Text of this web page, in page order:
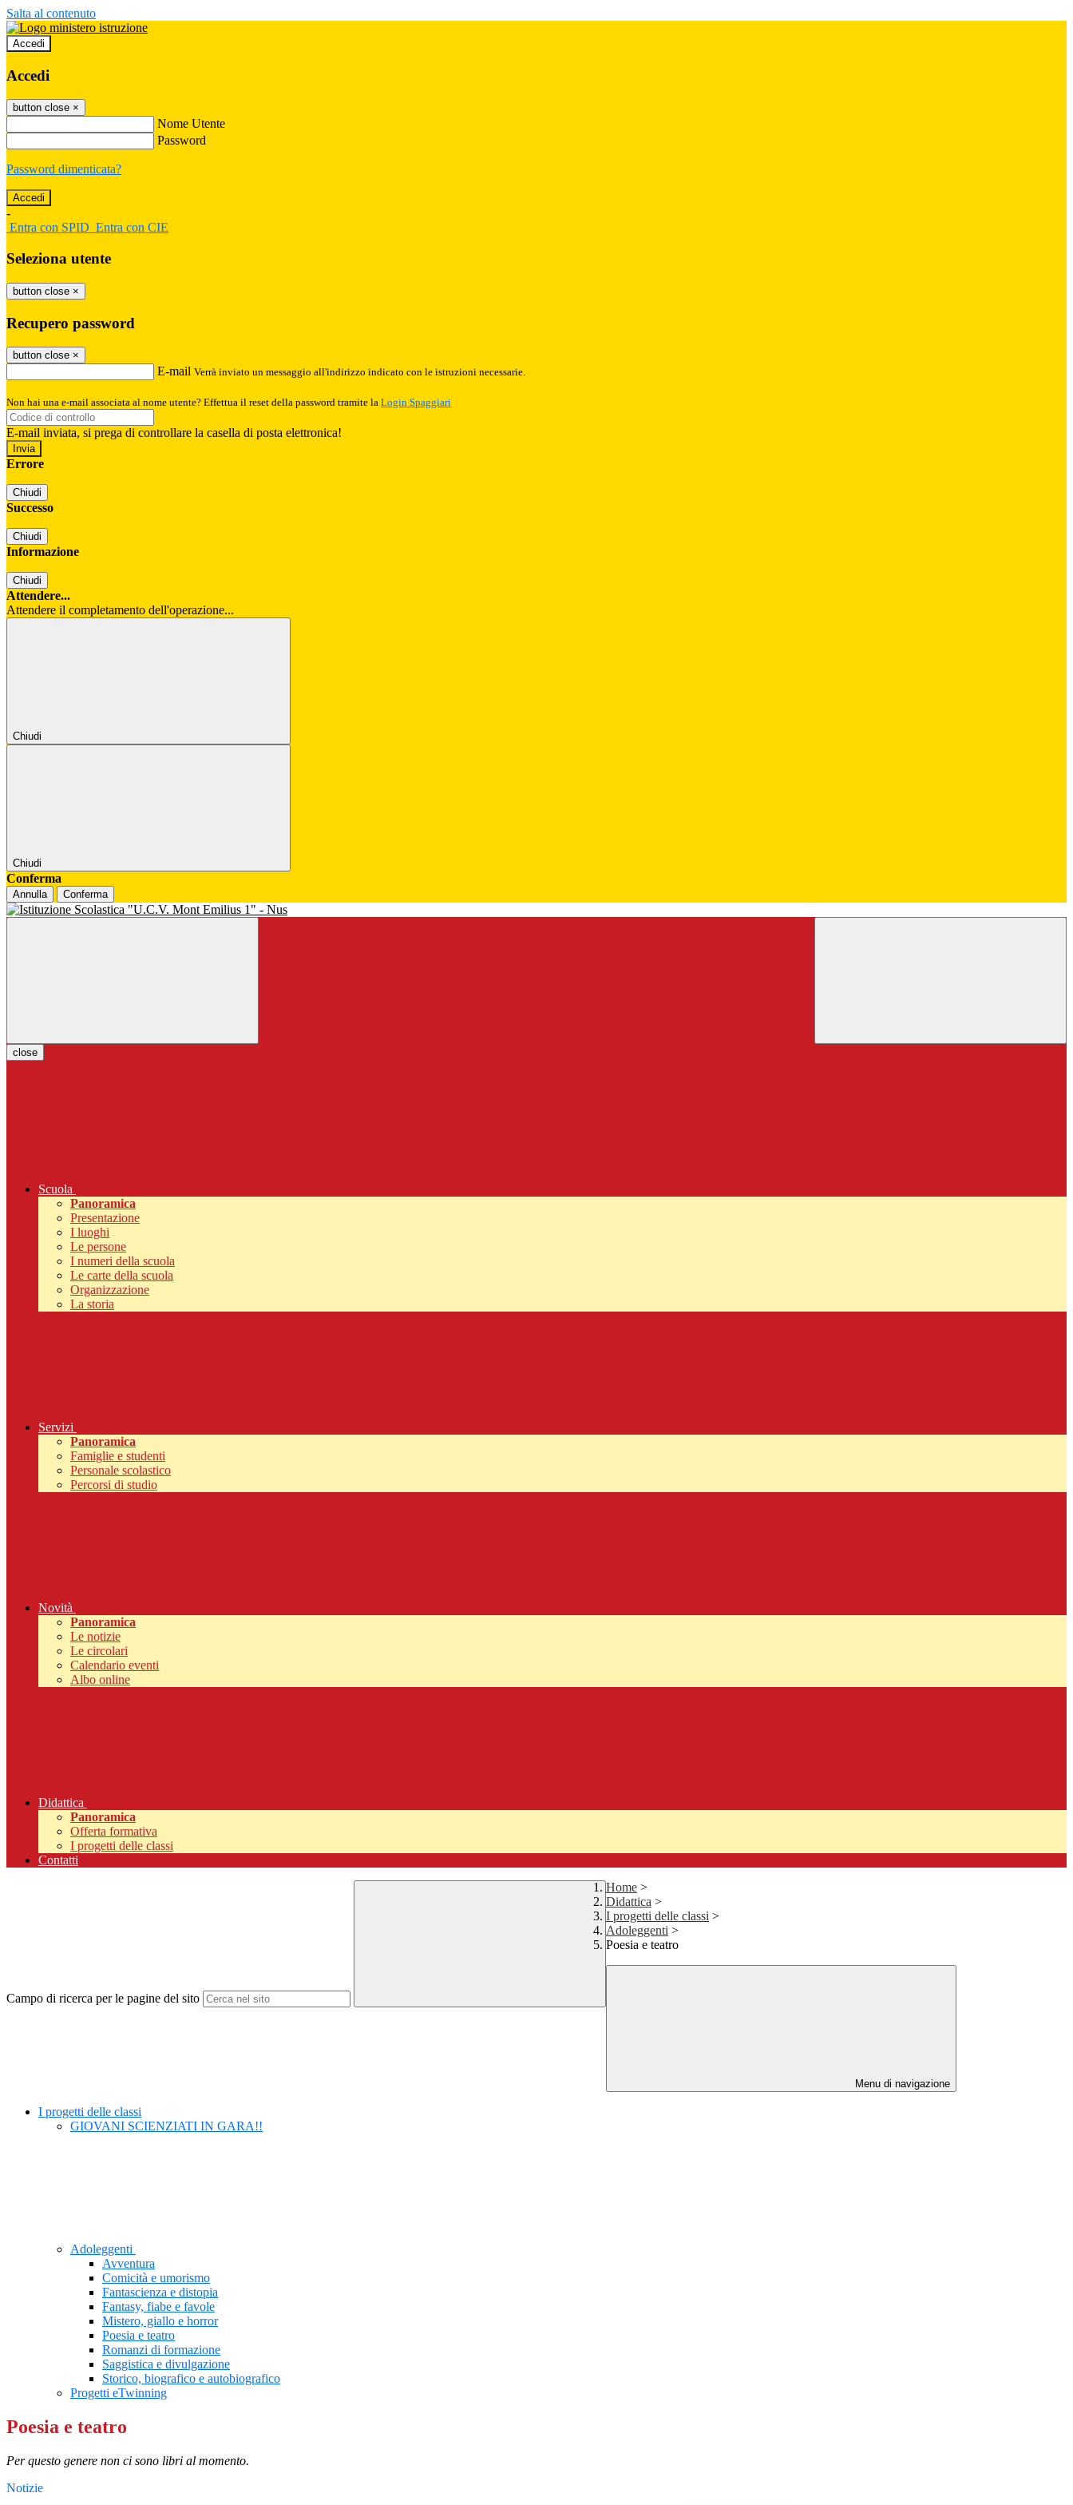
Salta al contenuto
Accedi
Accedi
button close ×
Nome Utente
Password
Password dimenticata?
-
Entra con SPID Entra con CIE
Seleziona utente
button close ×
Recupero password
button close ×
E-mail Verrà inviato un messaggio all'indirizzo indicato con le istruzioni necessarie.
Non hai una e-mail associata al nome utente? Effettua il reset della password tramite la Login Spaggiari
E-mail inviata, si prega di controllare la casella di posta elettronica!
Errore
Chiudi
Successo
Chiudi
Informazione
Chiudi
Attendere...
Attendere il completamento dell'operazione...
Chiudi
Chiudi
Conferma
Annulla Conferma
close
Scuola
Panoramica
Presentazione
I luoghi
Le persone
I numeri della scuola
Le carte della scuola
Organizzazione
La storia
Servizi
Panoramica
Famiglie e studenti
Personale scolastico
Percorsi di studio
Novità
Panoramica
Le notizie
Le circolari
Calendario eventi
Albo online
Didattica
Panoramica
Offerta formativa
I progetti delle classi
Contatti
Campo di ricerca per le pagine del sito
Home >
Didattica >
I progetti delle classi >
Adoleggenti >
Poesia e teatro
Menu di navigazione
I progetti delle classi
GIOVANI SCIENZIATI IN GARA!!
Adoleggenti
Avventura
Comicità e umorismo
Fantascienza e distopia
Fantasy, fiabe e favole
Mistero, giallo e horror
Poesia e teatro
Romanzi di formazione
Saggistica e divulgazione
Storico, biografico e autobiografico
Progetti eTwinning
Poesia e teatro
Per questo genere non ci sono libri al momento.
Notizie